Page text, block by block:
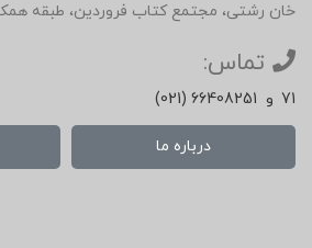
خان رشتی، مجتمع کتاب فروردین، طبقه
تماس:
(021) 66408251 و 71
درباره ما